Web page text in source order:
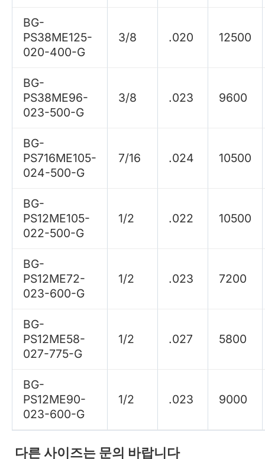
BG-
PS38ME125-
020-400-G
3/8 .020 12500
BG-
PS38ME96-
023-500-G
3/8 .023 9600
BG-
PS716ME105-
024-500-G
7/16 .024 10500
BG-
PS12ME105-
022-500-G
1/2 .022 10500
BG-
PS12ME72-
023-600-G
1/2 .023 7200
BG-
PS12ME58-
027-775-G
1/2 .027 5800
BG-
PS12ME90-
023-600-G
1/2 .023 9000
다른 사이즈는 문의 바랍니다